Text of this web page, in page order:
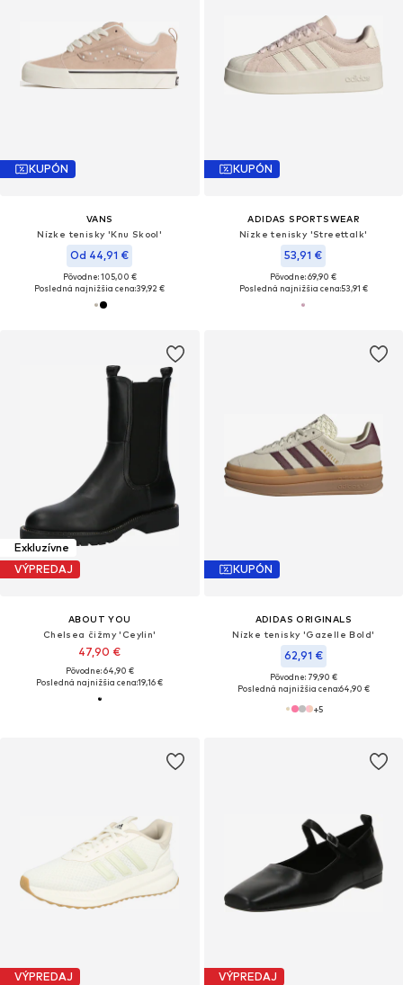
KUPÓN
VANS
Nízke tenisky 'Knu Skool'
Od 44,91 €
Pôvodne: 105,00 €
Posledná najnižšia cena:39,92 €
KUPÓN
ADIDAS SPORTSWEAR
Nízke tenisky 'Streettalk'
53,91 €
Pôvodne: 69,90 €
Posledná najnižšia cena:53,91 €
Exkluzívne
VÝPREDAJ
ABOUT YOU
Chelsea čižmy 'Ceylin'
47,90 €
Pôvodne: 64,90 €
Posledná najnižšia cena:19,16 €
KUPÓN
ADIDAS ORIGINALS
Nízke tenisky 'Gazelle Bold'
62,91 €
Pôvodne: 79,90 €
Posledná najnižšia cena:64,90 €
+5
VÝPREDAJ VÝPREDAJ